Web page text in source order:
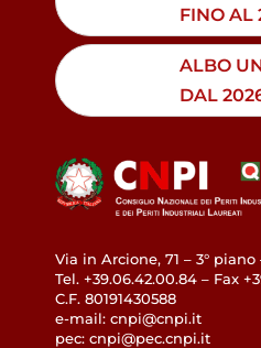
FINO AL
ALBO
DAL
Via in Arcione, 71 – 3° piano
Tel. +39.06.42.00.84 – Fax
C.F. 80191430588
e-mail: cnpi@cnpi.it
pec: cnpi@pec.cnpi.it